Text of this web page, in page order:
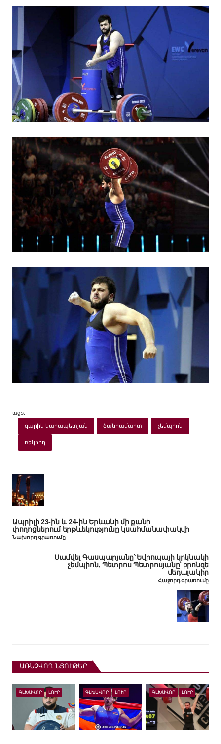
tags:
գարիկ կարապետյան ծանրամարտ չեմպիոն
ռեկորդ
Ապրիլի 23-ին և 24-ին Երևանի մի քանի
փողոցներում երթևեկությունը կսահմանափակվի
Նախորդ գրառումը
Սամվել Գասպարյանը՝ Եվրոպայի կրկնակի
չեմպիոն, Պետրոս Պետրոսյանը՝ բրոնզե
մեդալակիր
Հաջորդ գրառումը
ԱՌՆՉՎՈՂ ՆՅՈՒԹԵՐ
ԳԼԽԱՎՈՐ ԼՈՒՐ ԳԼԽԱՎՈՐ ԼՈՒՐ ԳԼԽԱՎՈՐ ԼՈՒՐ